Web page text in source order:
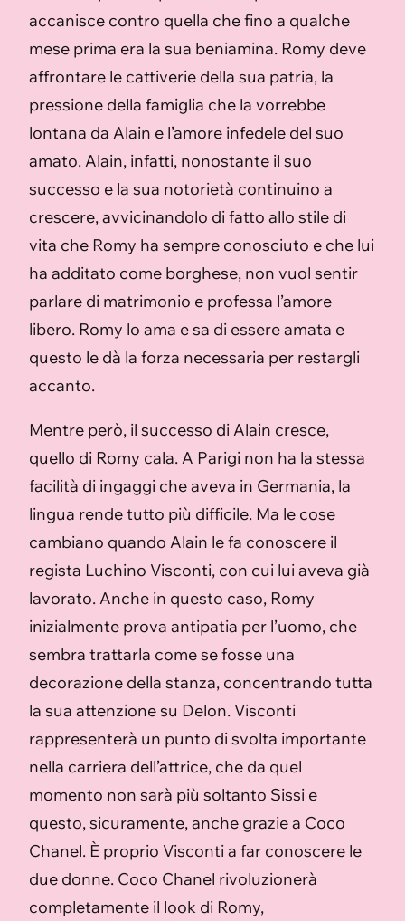
accanisce contro quella che fino a qualche
mese prima era la sua beniamina. Romy deve
affrontare le cattiverie della sua patria, la
pressione della famiglia che la vorrebbe
lontana da Alain e l’amore infedele del suo
amato. Alain, infatti, nonostante il suo
successo e la sua notorietà continuino a
crescere, avvicinandolo di fatto allo stile di
vita che Romy ha sempre conosciuto e che lui
ha additato come borghese, non vuol sentir
parlare di matrimonio e professa l’amore
libero. Romy lo ama e sa di essere amata e
questo le dà la forza necessaria per restargli
accanto.
Mentre però, il successo di Alain cresce,
quello di Romy cala. A Parigi non ha la stessa
facilità di ingaggi che aveva in Germania, la
lingua rende tutto più difficile. Ma le cose
cambiano quando Alain le fa conoscere il
regista Luchino Visconti, con cui lui aveva già
lavorato. Anche in questo caso, Romy
inizialmente prova antipatia per l’uomo, che
sembra trattarla come se fosse una
decorazione della stanza, concentrando tutta
la sua attenzione su Delon. Visconti
rappresenterà un punto di svolta importante
nella carriera dell’attrice, che da quel
momento non sarà più soltanto Sissi e
questo, sicuramente, anche grazie a Coco
Chanel. È proprio Visconti a far conoscere le
due donne. Coco Chanel rivoluzionerà
completamente il look di Romy,